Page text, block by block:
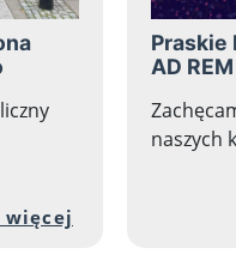
artykułu: Spektakl
więcej Przejdź do
Praskie
AD REM
naszych